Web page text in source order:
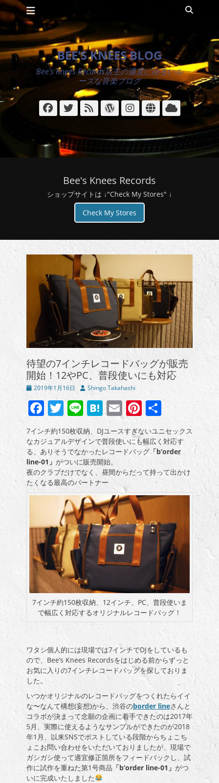
コ
ン
テ
ン
ツ
へ
ッ
プ
メインメニュー
索
BEE'S KNEES BLOG
Bee's Knees Records店主の適度にゆるいル
ーズな音楽ブログ
Facebook
Twitter
ィ
ド
WordPress
Instagram
サ
イ
ク
ラ
ウ
ド
Bee's Knees Records
ショップサイトは ↓"Check My Stores" ↓
Check My Stores
待望の7インチレコードバッグが販売
開始！12やPC、普段使いにも対応
投
日
2019年1月16日
投
者
Shingo Takahashi
Facebook
Twitter
LineHatena
EmailPinterest
有
7インチ約150枚収納、DJユースすぎないユニセックス
なカジュアルデザインで普段使いにも幅広く対応す
る、ありそうでなかったレコードバッグ 「b’order
line-01」 がついに販売開始。
夜のクラブだけでなく、昼間からだって持って出かけ
たくなる最高のパートナー
7インチ約150枚収納、12インチ、PC、普段使いま
で幅広く対応するオリジナルレコードバッグ！
ワタシ個人的には現場では7インチでDJをしているも
ので、Bee’s Knees Recordsをはじめる前からずっと
お気に入りの7インチレコードバッグを探しておりま
した。
いつかオリジナルのレコードバッグをつくれたらイイ
な〜なんて構想(妄想)から、渋谷のborder lineさんと
コラボが決まって念願の企画に着手できたのは2017年
5月、実際に使えるようなサンプルができたのが2018
年1月、以来SNSでポストしている段階からちょこち
ょこお問い合わせをいただいておりましたが、現場で
ガシガシ使って適宜修正箇所をフィードバックし、試
作に試作を重ねた第1号商品 「b’order line-01」 がつ
いに完成いたしました